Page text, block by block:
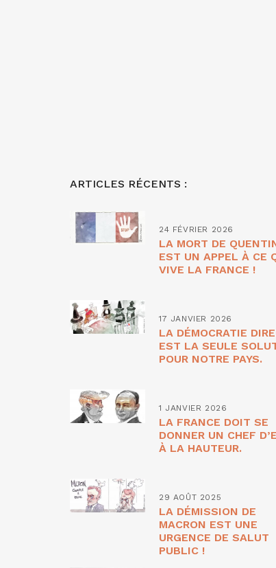
ARTICLES RÉCENTS :
24 FÉVRIER 2026
LA MORT DE
EST UN APPEL À CE
VIVE LA FRANCE !
17 JANVIER 2026
LA DÉMOCRATIE
EST LA SEULE
POUR NOTRE PAYS.
1 JANVIER 2026
LA FRANCE DOIT SE
DONNER UN CHEF
À LA HAUTEUR.
29 AOÛT 2025
LA DÉMISSION DE
MACRON EST UNE
URGENCE DE SALUT
PUBLIC !